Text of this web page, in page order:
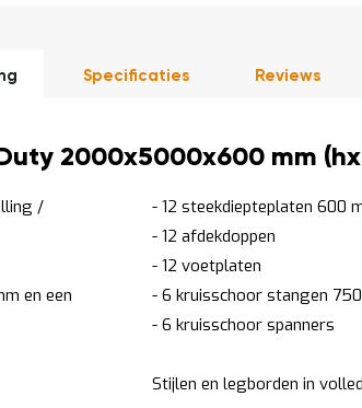
2000x5000x600 mm
/
en een
- 12 steekdiepteplaten 600
- 12 afdekdoppen
- 12 voetplaten
- 6 kruisschoor stangen
- 6 kruisschoor spanners
Stijlen en legborden in
Specificaties Reviews